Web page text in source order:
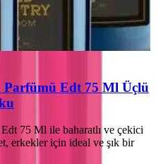
Edt 75 Ml Üçlü
75 Ml ile baharatlı ve çekici
erkekler için ideal ve şık bir